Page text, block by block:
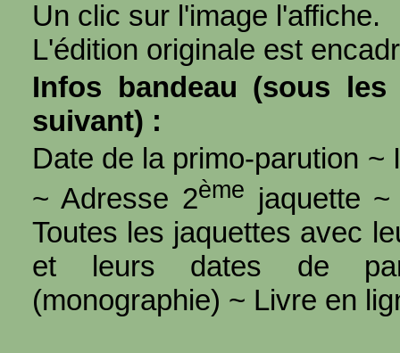
Un clic sur l'image l'affiche.
L'édition originale est
Infos bandeau (sous
suivant) :
Date de la primo-parution ~
~ Adresse 2ème jaquette
Toutes les jaquettes avec
et leurs dates de
(monographie) ~ Livre en